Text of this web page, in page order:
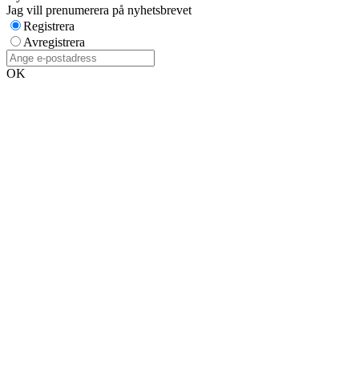
Jag vill prenumerera på nyhetsbrevet
Registrera
Avregistrera
OK